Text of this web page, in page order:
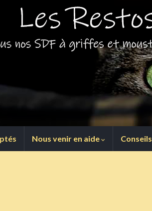
Nous venir en aide Conseils